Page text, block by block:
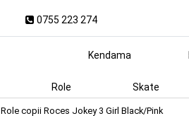
0755 223 274
Kendama
Role Skate
Role copii Roces Jokey 3 Girl Black/Pink